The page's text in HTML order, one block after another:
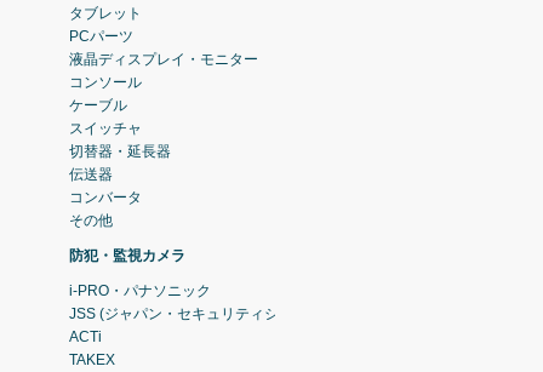
タブレット
PCパーツ
液晶ディスプレイ・モニター
コンソール
ケーブル
スイッチャ
切替器・延長器
伝送器
コンバータ
その他
防犯・監視カメラ
i-PRO・パナソニック
JSS (ジャパン・セキュリティシステム)
ACTi
TAKEX